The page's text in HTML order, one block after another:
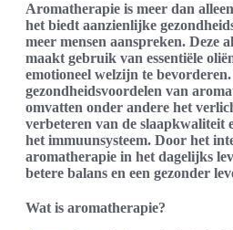
Aromatherapie is meer dan
het biedt aanzienlijke
meer mensen aanspreken. Deze
maakt gebruik van essentiële
emotioneel welzijn te
gezondheidsvoordelen van
omvatten onder andere het
verbeteren van de slaapkwaliteit
het immuunsysteem. Door het
aromatherapie in het dagelijks
betere balans en een gezonder
Wat is aromatherapie?